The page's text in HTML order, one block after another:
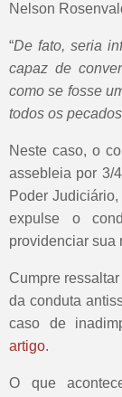
Nelson
“De fato, seria
capaz de
como se fosse
todos os
Neste caso, o
assebleia por 3/
Poder
expulse o
providenciar sua
Cumpre
da conduta
caso de
artigo.
O que